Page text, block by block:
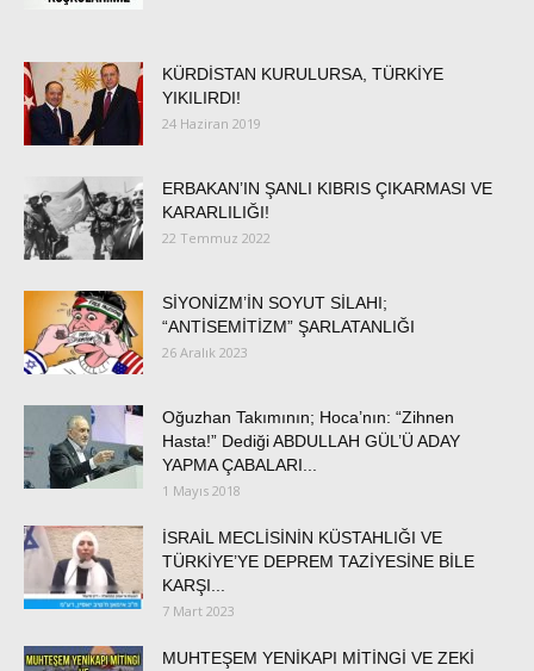
KÜRDİSTAN KURULURSA, TÜRKİYE
YIKILIRDI!
24 Haziran 2019
ERBAKAN’IN ŞANLI KIBRIS ÇIKARMASI VE
KARARLILIĞI!
22 Temmuz 2022
SİYONİZM’İN SOYUT SİLAHI;
“ANTİSEMİTİZM” ŞARLATANLIĞI
26 Aralık 2023
Oğuzhan Takımının; Hoca’nın: “Zihnen
Hasta!” Dediği ABDULLAH GÜL’Ü ADAY
YAPMA ÇABALARI...
1 Mayıs 2018
İSRAİL MECLİSİNİN KÜSTAHLIĞI VE
TÜRKİYE’YE DEPREM TAZİYESİNE BİLE
KARŞI...
7 Mart 2023
MUHTEŞEM YENİKAPI MİTİNGİ VE ZEKİ